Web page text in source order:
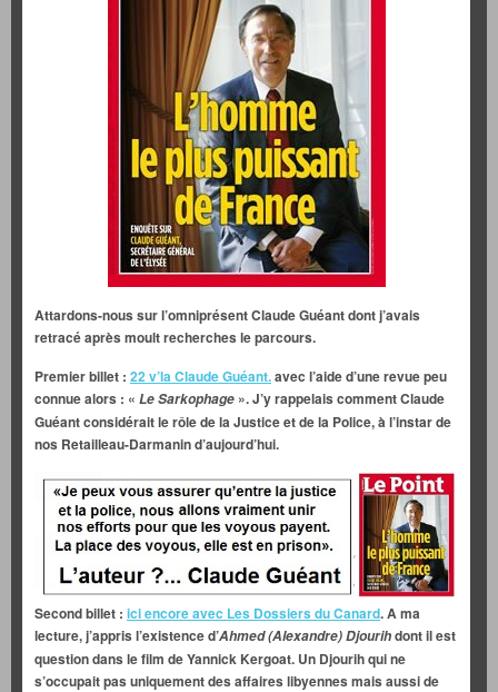
Attardons-nous sur l’omniprésent Claude Guéant dont j’avais
retracé après moult recherches le parcours.
Premier billet : 22 v’la Claude Guéant.avec l’aide d’une revue peu
connue alors : « Le Sarkophage ». J’y rappelais comment Claude
Guéant considérait le rôle de la Justice et de la Police, à l’instar de
nos Retailleau-Darmanin d’aujourd’hui.
Second billet : ici encore avec Les Dossiers du Canard. A ma
lecture, j’appris l’existence d’Ahmed (Alexandre) Djourihdont il est
question dans le film de Yannick Kergoat. Un Djourih qui ne
s’occupait pas uniquement des affaires libyennes mais aussi de